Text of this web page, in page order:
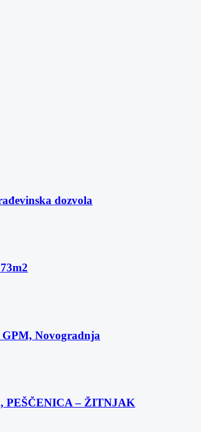
dozvola
Novogradnja
PEŠČENICA – ŽITNJAK